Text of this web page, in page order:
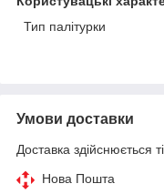
Тип палітурки
Умови доставки
Доставка здійснюється
Нова Пошта